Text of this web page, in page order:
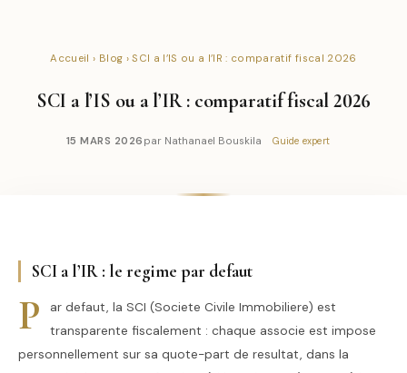
Accueil › Blog › SCI a l’IS ou a l’IR : comparatif fiscal 2026
SCI a l’IS ou a l’IR : comparatif fiscal 2026
15 MARS 2026 par Nathanael Bouskila Guide expert
SCI a l’IR : le regime par defaut
P
ar defaut, la SCI (Societe Civile Immobiliere) est
transparente fiscalement : chaque associe est impose
personnellement sur sa quote-part de resultat, dans la